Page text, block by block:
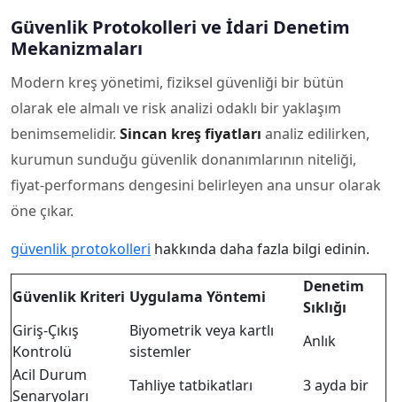
Güvenlik Protokolleri ve İdari Denetim
Mekanizmaları
Modern kreş yönetimi, fiziksel güvenliği bir bütün
olarak ele almalı ve risk analizi odaklı bir yaklaşım
benimsemelidir. Sincan kreş fiyatları analiz edilirken,
kurumun sunduğu güvenlik donanımlarının niteliği,
fiyat-performans dengesini belirleyen ana unsur olarak
öne çıkar.
güvenlik protokolleri hakkında daha fazla bilgi edinin.
Güvenlik Kriteri Uygulama Yöntemi
Denetim
Sıklığı
Giriş-Çıkış
Kontrolü
Biyometrik veya kartlı
sistemler
Anlık
Acil Durum
Senaryoları
Tahliye tatbikatları 3 ayda bir